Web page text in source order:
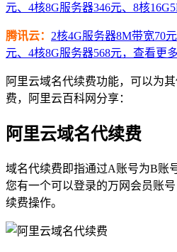
元、4核8G服务器346元、8核
腾讯云： 2核4G服务器8M带宽70
元、4核8G服务器568元，查看更
阿里云域名代续费功能，可以为
费，阿里云百科网分享：
阿里云域名代续费
域名代续费即指通过A账号为B账
您有一个可以登录的万网会员账
续费操作。